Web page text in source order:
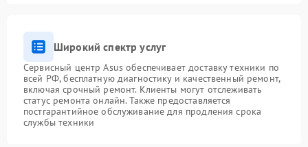
Широкий спектр услуг
Сервисный центр Asus обеспечивает доставку техники по
всей РФ, бесплатную диагностику и качественный ремонт,
включая срочный ремонт. Клиенты могут отслеживать
статус ремонта онлайн. Также предоставляется
постгарантийное обслуживание для продления срока
службы техники